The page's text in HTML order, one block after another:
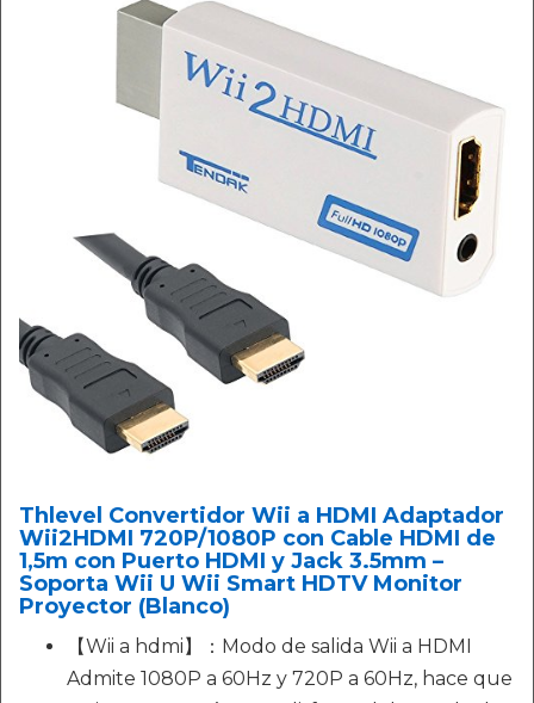
Thlevel Convertidor Wii a HDMI Adaptador
Wii2HDMI 720P/1080P con Cable HDMI de
1,5m con Puerto HDMI y Jack 3.5mm –
Soporta Wii U Wii Smart HDTV Monitor
Proyector (Blanco)
【Wii a hdmi】：Modo de salida Wii a HDMI
Admite 1080P a 60Hz y 720P a 60Hz, hace que